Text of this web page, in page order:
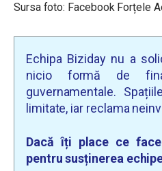
Sursa foto: Facebook Forțele
Echipa Biziday nu a
nicio formă de
guvernamentale.
limitate, iar reclama
Dacă îți place ce
pentru susținerea